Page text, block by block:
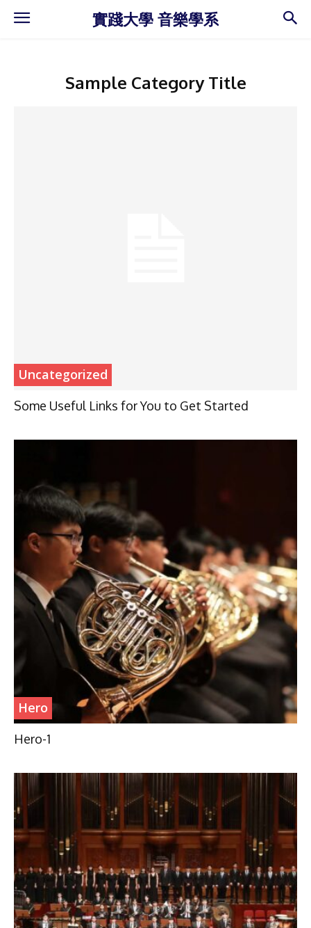
實踐大學 音樂學系
Sample Category Title
Uncategorized
Some Useful Links for You to Get Started
Hero
Hero-1